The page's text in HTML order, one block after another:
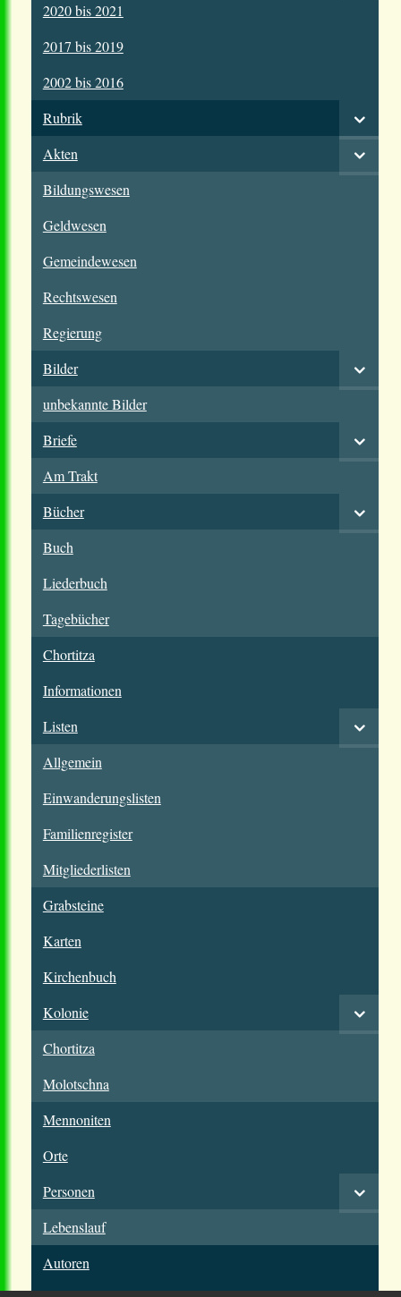
2020 bis 2021
2017 bis 2019
2002 bis 2016
Rubrik
Akten
Bildungswesen
Geldwesen
Gemeindewesen
Rechtswesen
Regierung
Bilder
unbekannte Bilder
Briefe
Am Trakt
Bücher
Buch
Liederbuch
Tagebücher
Chortitza
Informationen
Listen
Allgemein
Einwanderungslisten
Familienregister
Mitgliederlisten
Grabsteine
Karten
Kirchenbuch
Kolonie
Chortitza
Molotschna
Mennoniten
Orte
Personen
Lebenslauf
Autoren